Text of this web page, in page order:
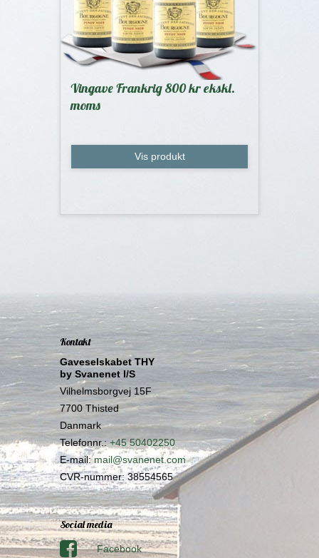
Vingave Frankrig 800 kr ekskl.
moms
Vis produkt
Kontakt
Gaveselskabet THY
by Svanenet I/S
Vilhelmsborgvej 15F
7700 Thisted
Danmark
Telefonnr.: +45 50402250
E-mail: mail@svanenet.com
CVR-nummer:38554565
Social media
Facebook